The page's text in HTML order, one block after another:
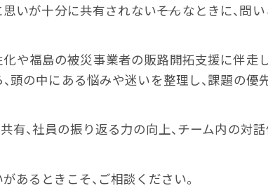
が十分に共有されない――そんなときに、問
や福島の被災事業者の販路開拓支援に伴走
の中にある悩みや迷いを整理し、課題の優
有、社員の振り返る力の向上、チーム内の対
あるときこそ、ご相談ください。